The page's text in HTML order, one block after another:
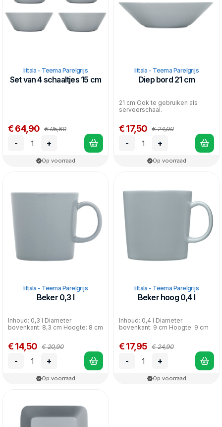
Iittala - Teema Parelgrijs
Set van 4 schaaltjes 15 cm
€ 64,90 € 95,60
- +
Op voorraad
Iittala - Teema Parelgrijs
Diep bord 21 cm
21 cm Ook te gebruiken als
serveerschaal.
€ 17,50 € 24,90
- +
Op voorraad
Iittala - Teema Parelgrijs
Beker 0,3 l
Inhoud: 0,3 l Diameter
bovenkant: 8,3 cm Hoogte: 8 cm
€ 14,50 € 20,90
- +
Op voorraad
Iittala - Teema Parelgrijs
Beker hoog 0,4 l
Inhoud: 0,4 l Diameter
bovenkant: 9 cm Hoogte: 9 cm
€ 17,95 € 24,90
- +
Op voorraad